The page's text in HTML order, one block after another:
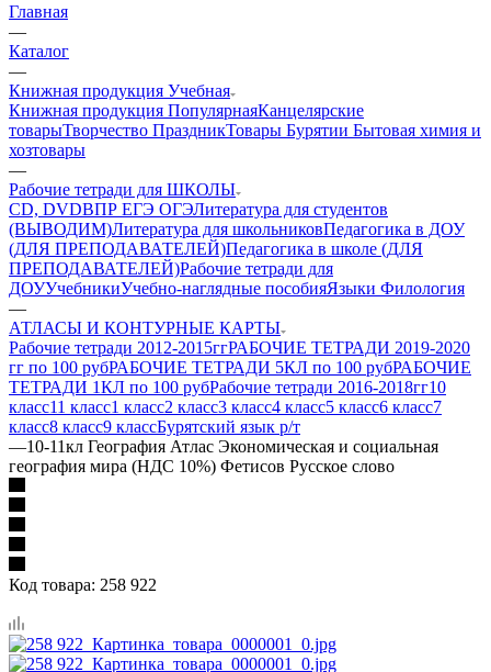
Главная
—
Каталог
—
Книжная продукция Учебная
Книжная продукция ПопулярнаяКанцелярские
товарыТворчество ПраздникТовары Бурятии Бытовая химия и
хозтовары
—
Рабочие тетради для ШКОЛЫ
CD, DVDВПР ЕГЭ ОГЭЛитература для студентов
(ВЫВОДИМ)Литература для школьниковПедагогика в ДОУ
(ДЛЯ ПРЕПОДАВАТЕЛЕЙ)Педагогика в школе (ДЛЯ
ПРЕПОДАВАТЕЛЕЙ)Рабочие тетради для
ДОУУчебникиУчебно-наглядные пособияЯзыки Филология
—
АТЛАСЫ И КОНТУРНЫЕ КАРТЫ
Рабочие тетради 2012-2015ггРАБОЧИЕ ТЕТРАДИ 2019-2020
гг по 100 рубРАБОЧИЕ ТЕТРАДИ 5КЛ по 100 рубРАБОЧИЕ
ТЕТРАДИ 1КЛ по 100 рубРабочие тетради 2016-2018гг10
класс11 класс1 класс2 класс3 класс4 класс5 класс6 класс7
класс8 класс9 классБурятский язык р/т
—10-11кл География Атлас Экономическая и социальная
география мира (НДС 10%) Фетисов Русское слово
Код товара: 258 922